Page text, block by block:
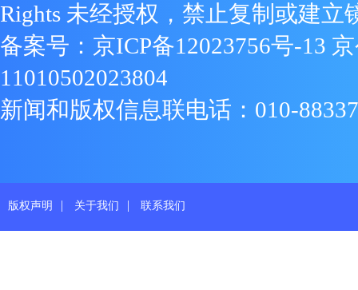
Rights 未经授权，禁止复制或建立
备案号： 京ICP备12023756号-13
11010502023804
新闻和版权信息联电话：010-
版权声明 | 关于我们 | 联系我们